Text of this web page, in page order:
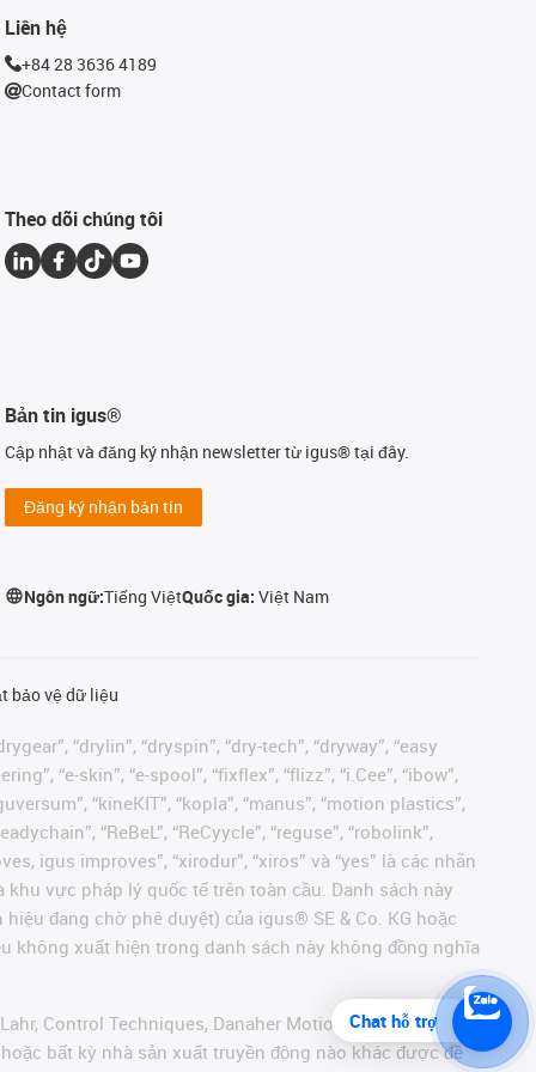
Liên hệ
+84 28 3636 4189
Contact form
Theo dõi chúng tôi
Bản tin igus®
Cập nhật và đăng ký nhận newsletter từ igus® tại đây.
Đăng ký nhận bản tin
Ngôn ngữ:Tiếng ViệtQuốc gia:Việt Nam
bảo vệ dữ liệu
“drylin”, “dryspin”, “dry-tech”, “dryway”, “easy
“e-skin”, “e-spool”, “fixflex”, “flizz”, “i.Cee”, “ibow”,
“kineKIT”, “kopla”, “manus”, “motion plastics”,
“ReBeL”, “ReCyycle”, “reguse”, “robolink”,
igus improves”, “xirodur”, “xiros” và “yes” là các nhãn
vực pháp lý quốc tế trên toàn cầu. Danh sách này
đang chờ phê duyệt) của igus® SE & Co. KG hoặc
không xuất hiện trong danh sách này không đồng nghĩa
Control Techniques, Danaher Motion, ELAU, FAGOR,
hoặc bất kỳ nhà sản xuất truyền động nào khác được đề
Chat hỗ trợ